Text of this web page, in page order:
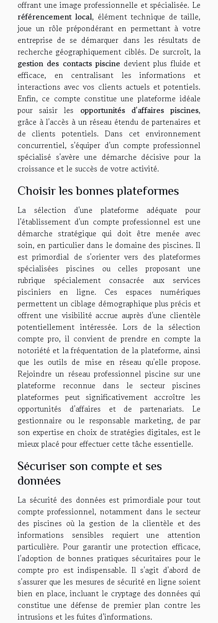
offrant une image professionnelle et spécialisée. Le
référencement local, élément technique de taille,
joue un rôle prépondérant en permettant à votre
entreprise de se démarquer dans les résultats de
recherche géographiquement ciblés. De surcroît, la
gestion des contacts piscine devient plus fluide et
efficace, en centralisant les informations et
interactions avec vos clients actuels et potentiels.
Enfin, ce compte constitue une plateforme idéale
pour saisir les opportunités d'affaires piscines,
grâce à l'accès à un réseau étendu de partenaires et
de clients potentiels. Dans cet environnement
concurrentiel, s'équiper d'un compte professionnel
spécialisé s'avère une démarche décisive pour la
croissance et le succès de votre activité.
Choisir les bonnes plateformes
La sélection d'une plateforme adéquate pour
l'établissement d'un compte professionnel est une
démarche stratégique qui doit être menée avec
soin, en particulier dans le domaine des piscines. Il
est primordial de s'orienter vers des plateformes
spécialisées piscines ou celles proposant une
rubrique spécialement consacrée aux services
pisciniers en ligne. Ces espaces numériques
permettent un ciblage démographique plus précis et
offrent une visibilité accrue auprès d'une clientèle
potentiellement intéressée. Lors de la sélection
compte pro, il convient de prendre en compte la
notoriété et la fréquentation de la plateforme, ainsi
que les outils de mise en réseau qu'elle propose.
Rejoindre un réseau professionnel piscine sur une
plateforme reconnue dans le secteur piscines
plateformes peut significativement accroître les
opportunités d'affaires et de partenariats. Le
gestionnaire ou le responsable marketing, de par
son expertise en choix de stratégies digitales, est le
mieux placé pour effectuer cette tâche essentielle.
Sécuriser son compte et ses
données
La sécurité des données est primordiale pour tout
compte professionnel, notamment dans le secteur
des piscines où la gestion de la clientèle et des
informations sensibles requiert une attention
particulière. Pour garantir une protection efficace,
l'adoption de bonnes pratiques sécuritaires pour le
compte pro est indispensable. Il s'agit d'abord de
s'assurer que les mesures de sécurité en ligne soient
bien en place, incluant le cryptage des données qui
constitue une défense de premier plan contre les
intrusions et les fuites d'informations.